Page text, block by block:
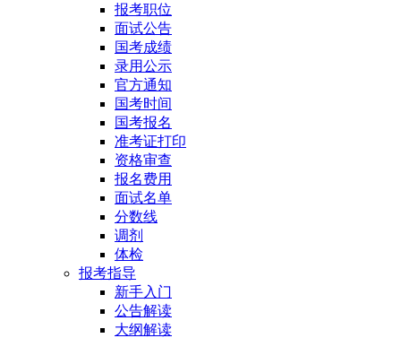
报考职位
面试公告
国考成绩
录用公示
官方通知
国考时间
国考报名
准考证打印
资格审查
报名费用
面试名单
分数线
调剂
体检
报考指导
新手入门
公告解读
大纲解读